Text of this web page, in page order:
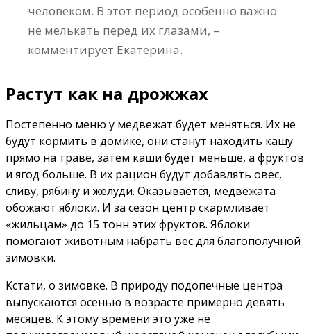
человеком. В этот период особенно важно
не мелькать перед их глазами, –
комментирует Екатерина.
Растут как на дрожжах
Постепенно меню у медвежат будет меняться. Их не
будут кормить в домике, они станут находить кашу
прямо на траве, затем каши будет меньше, а фруктов
и ягод больше. В их рацион будут добавлять овес,
сливу, рябину и желуди. Оказывается, медвежата
обожают яблоки. И за сезон центр скармливает
«жильцам» до 15 тонн этих фруктов. Яблоки
помогают животным набрать вес для благополучной
зимовки.
Кстати, о зимовке. В природу подопечные центра
выпускаются осенью в возрасте примерно девять
месяцев. К этому времени это уже не